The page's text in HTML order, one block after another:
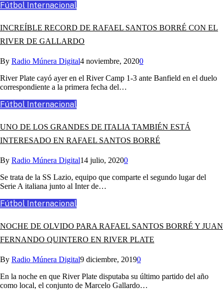
Fútbol Internacional
INCREÍBLE RECORD DE RAFAEL SANTOS BORRÉ CON EL
RIVER DE GALLARDO
By Radio Múnera Digital4 noviembre, 20200
River Plate cayó ayer en el River Camp 1-3 ante Banfield en el duelo
correspondiente a la primera fecha del…
Fútbol Internacional
UNO DE LOS GRANDES DE ITALIA TAMBIÉN ESTÁ
INTERESADO EN RAFAEL SANTOS BORRÉ
By Radio Múnera Digital14 julio, 20200
Se trata de la SS Lazio, equipo que comparte el segundo lugar del
Serie A italiana junto al Inter de…
Fútbol Internacional
NOCHE DE OLVIDO PARA RAFAEL SANTOS BORRÉ Y JUAN
FERNANDO QUINTERO EN RIVER PLATE
By Radio Múnera Digital9 diciembre, 20190
En la noche en que River Plate disputaba su último partido del año
como local, el conjunto de Marcelo Gallardo…